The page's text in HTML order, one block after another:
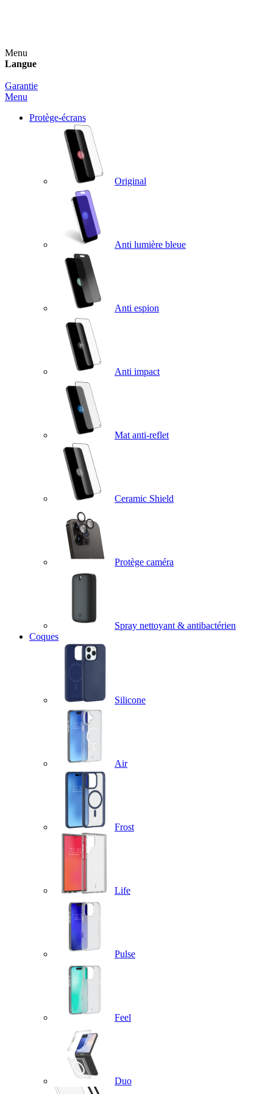
Menu
Langue
Garantie
Menu
Protège-écrans
Original
Anti lumière bleue
Anti espion
Anti impact
Mat anti-reflet
Ceramic Shield
Protège caméra
Spray nettoyant & antibactérien
Coques
Silicone
Air
Frost
Life
Pulse
Feel
Duo